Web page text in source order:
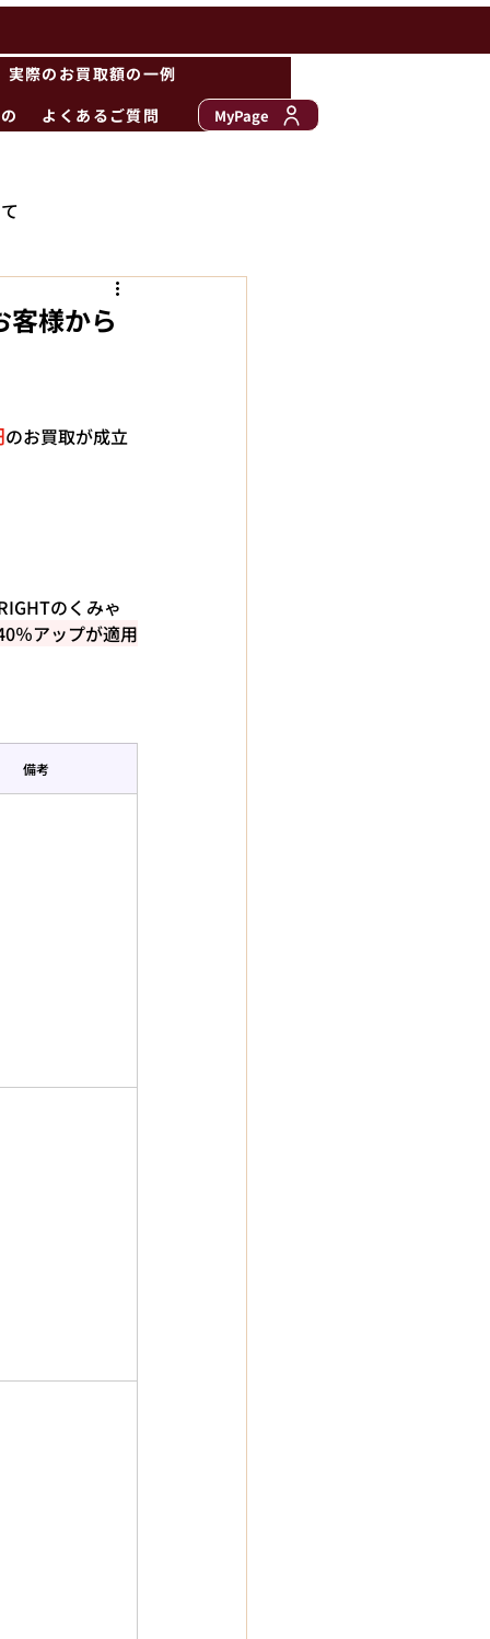
実際のお買取額の一例
よくあるご質問 MyPage
様から
のお買取が成立
のくみゃ
％アップが適用
備考